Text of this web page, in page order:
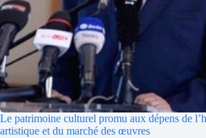
Le patrimoine culturel promu aux dépens de
artistique et du marché des œuvres